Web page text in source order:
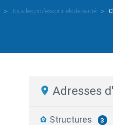
Tous les professionnels de santé
Adresses
Structures 3